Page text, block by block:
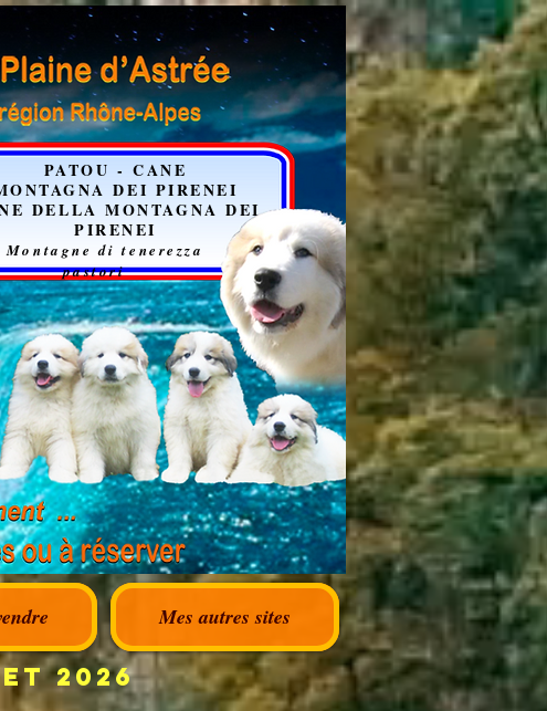
PATOU - CANE
DEI PIRENEI
DELLA MONTAGNA DEI
PIRENEI
Montagne di tenerezza
pastori
Mes autres sites
2026